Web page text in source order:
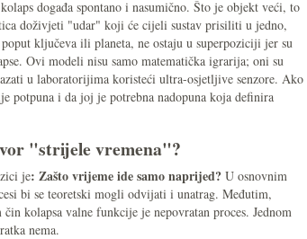
događa spontano i nasumično. Što je objekt veći, to
doživjeti "udar" koji će cijeli sustav prisiliti u jedno,
ključeva ili planeta, ne ostaju u superpoziciji jer su
Ovi modeli nisu samo matematička igrarija; oni su
u laboratorijima koristeći ultra-osjetljive senzore. Ako
potpuna i da joj je potrebna nadopuna koja definira
"strijele vremena"?
je: Zašto vrijeme ide samo naprijed? U osnovnim
bi se teoretski mogli odvijati i unatrag. Međutim,
kolapsa valne funkcije je nepovratan proces. Jednom
nema.